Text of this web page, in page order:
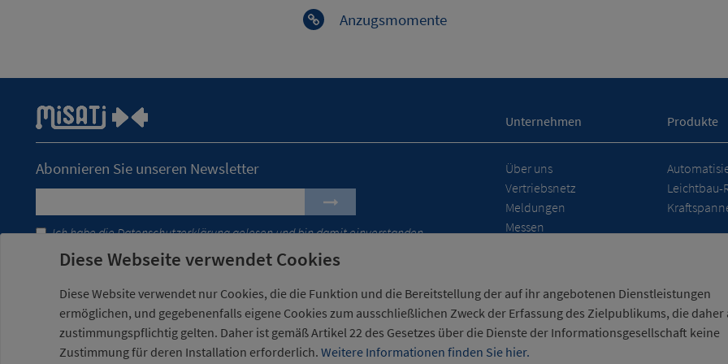
Anzugsmomente
Unternehmen Produkte
Abonnieren Sie unseren Newsletter
Ich habe dieDatenschutzerklärunggelesen und bin damit einverstanden.
Misati S.L. Alle Rechte vorbehalten/Impressum/Datenschutzerklärung/Cookies-Hinweis
Über uns
Vertriebsnetz
Meldungen
Messen
Leichtbau-
Diese Webseite verwendet Cookies
Diese Website verwendet nur Cookies, die die Funktion und die Bereitstellung der auf ihr angebotenen Dienstleistungen
ermöglichen, und gegebenenfalls eigene Cookies zum ausschließlichen Zweck der Erfassung des Zielpublikums, die daher
zustimmungspflichtig gelten. Daher ist gemäß Artikel 22 des Gesetzes über die Dienste der Informationsgesellschaft keine
Zustimmung für deren Installation erforderlich. Weitere Informationen finden Sie hier.